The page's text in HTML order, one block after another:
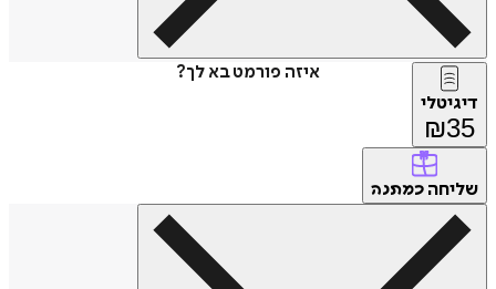
איזה פורמט בא לך?
דיגיטלי
₪35
שליחה כמתנה